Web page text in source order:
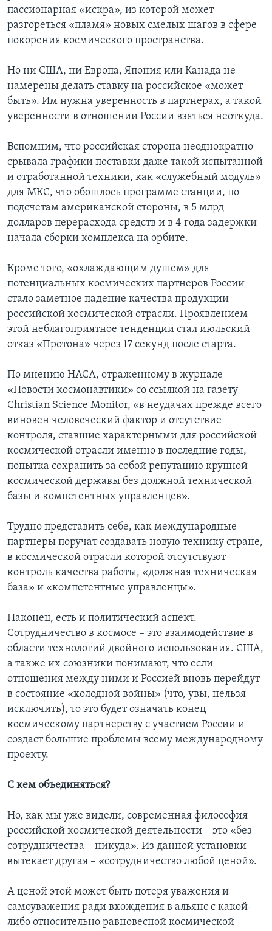
пассионарная «искра», из которой может
разгореться «пламя» новых смелых шагов в сфере
покорения космического пространства.
Но ни США, ни Европа, Япония или Канада не
намерены делать ставку на российское «может
быть». Им нужна уверенность в партнерах, а такой
уверенности в отношении России взяться неоткуда.
Вспомним, что российская сторона неоднократно
срывала графики поставки даже такой испытанной
и отработанной техники, как «служебный модуль»
для МКС, что обошлось программе станции, по
подсчетам американской стороны, в 5 млрд
долларов перерасхода средств и в 4 года задержки
начала сборки комплекса на орбите.
Кроме того, «охлаждающим душем» для
потенциальных космических партнеров России
стало заметное падение качества продукции
российской космической отрасли. Проявлением
этой неблагоприятное тенденции стал июльский
отказ «Протона» через 17 секунд после старта.
По мнению НАСА, отраженному в журнале
«Новости космонавтики» со ссылкой на газету
Christian Science Monitor, «в неудачах прежде всего
виновен человеческий фактор и отсутствие
контроля, ставшие характерными для российской
космической отрасли именно в последние годы,
попытка сохранить за собой репутацию крупной
космической державы без должной технической
базы и компетентных управленцев».
Трудно представить себе, как международные
партнеры поручат создавать новую технику стране,
в космической отрасли которой отсутствуют
контроль качества работы, «должная техническая
база» и «компетентные управленцы».
Наконец, есть и политический аспект.
Сотрудничество в космосе – это взаимодействие в
области технологий двойного использования. США,
а также их союзники понимают, что если
отношения между ними и Россией вновь перейдут
в состояние «холодной войны» (что, увы, нельзя
исключить), то это будет означать конец
космическому партнерству с участием России и
создаст большие проблемы всему международному
проекту.
С кем объединяться?
Но, как мы уже видели, современная философия
российской космической деятельности – это «без
сотрудничества – никуда». Из данной установки
вытекает другая – «сотрудничество любой ценой».
А ценой этой может быть потеря уважения и
самоуважения ради вхождения в альянс с какой-
либо относительно равновесной космической